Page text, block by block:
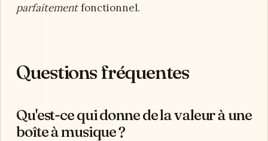
parfaitementfonctionnel.
Questions fréquentes
Qu'est-ce qui donne de la valeur à une
boîte à musique ?